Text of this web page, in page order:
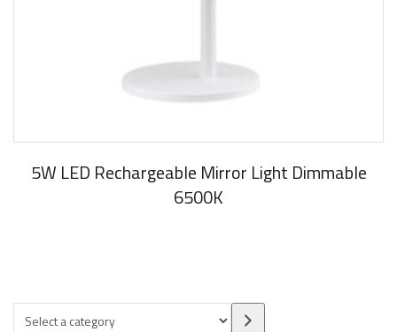
5W LED Rechargeable Mirror Light Dimmable
6500K